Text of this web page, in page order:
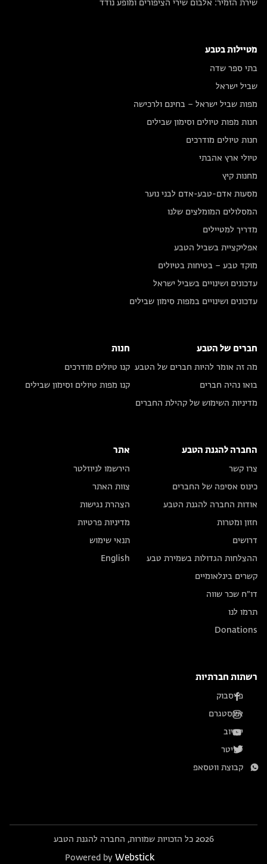
שירת הזמיר: אלבום שירי הציפורים ומופע נודד
מטיילות בטבע
בתי ספר שדה
שביל ישראל
מפות שביל ישראל – בחינם ולרכישה
חנות מפות טיולים וסימון שבילים
חנות טיולים מודרכים
טיולי ארץ אהבתי
מחנות קיץ
מסעות אדם-טבע-אדם לבני נוער
המסלולים המומלצים שלנו
מדריך למטיילים
אפליקציית בשביל הטבע
מוקד טבע – בטיחות בטיולים
עדכונים ושינויים בשביל ישראל
עדכונים ושינויים במפות סימון שבילים
חברים של הטבע
מה זה אומר להיות חברים של הטבע
בואו נהיה חברים
מדיניות השימוש של קהילת החברים
חנות
קנו טיולים מודרכים
קנו מפות טיולים וסימון שבילים
החברה להגנת הטבע
צרו קשר
כינוס אסיפה של החברים
אודות החברה להגנת הטבע
חזון ומטרות
דרושים
ההצלחות הגדולות בשמירת טבע
קשרים בינלאומיים
דו״ח שכר שווה
תרמו לנו
Donations
אתר
הירשמו לניוזלטר
צוות האתר
הצהרת נגישות
מדיניות פרטיות
תנאי שימוש
English
רשתות חברתיות
פייסבוק
אינסטגרם
יוטיוב
טוויטר
קבוצת ווטסאפ
2026 כל הזכויות שמורות, החברה להגנת הטבע
Powered by Webstick